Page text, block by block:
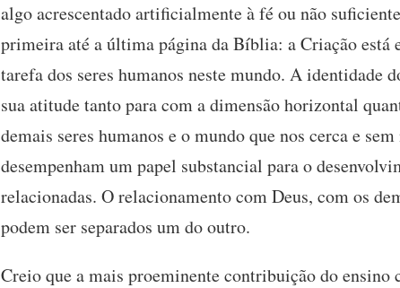
algo acrescentado artificialmente à fé ou não
primeira até a última página da Bíblia: a Criação está
tarefa dos seres humanos neste mundo. A identidade
sua atitude tanto para com a dimensão horizontal
demais seres humanos e o mundo que nos cerca e
desempenham um papel substancial para o
relacionadas. O relacionamento com Deus, com os
podem ser separados um do outro.
Creio que a mais proeminente contribuição do ensino